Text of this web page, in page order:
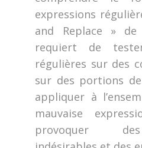
expressions
and Replace » de
requiert de
régulières sur des
sur des portions
appliquer à
mauvaise
provoquer